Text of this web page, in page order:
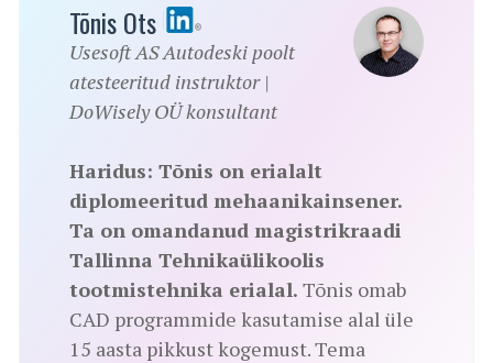
Tõnis Ots
Usesoft AS Autodeski poolt
atesteeritud instruktor |
DoWisely OÜ konsultant
Haridus: Tõnis on erialalt
diplomeeritud mehaanikainsener.
Ta on omandanud magistrikraadi
Tallinna Tehnikaülikoolis
tootmistehnika erialal. Tõnis omab
CAD programmide kasutamise alal üle
15 aasta pikkust kogemust. Tema